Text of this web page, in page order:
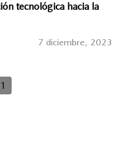
tecnológica hacia la
7 diciembre, 2023
1